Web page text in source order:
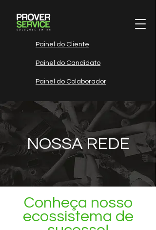
Painel do Cliente
Painel do Candidato
Painel do Colaborador
NOSSA REDE
Conheça nosso
ecossistema de